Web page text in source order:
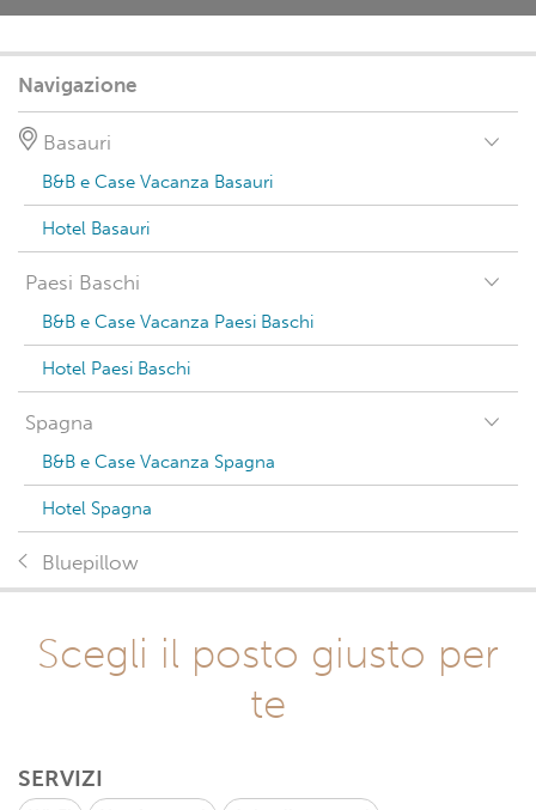
Navigazione
Basauri
B&B e Case Vacanza Basauri
Hotel Basauri
Paesi Baschi
B&B e Case Vacanza Paesi Baschi
Hotel Paesi Baschi
Spagna
B&B e Case Vacanza Spagna
Hotel Spagna
Bluepillow
Scegli il posto giusto per
te
SERVIZI